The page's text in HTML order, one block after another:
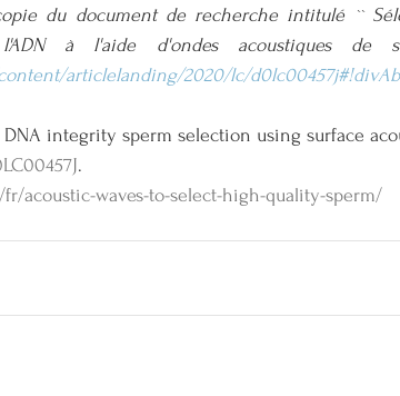
du document de recherche intitulé ``
articlelanding/2020/lc/
DNA integrity sperm selection using surface
.
acoustic-waves-to-select-high-quality-sperm/